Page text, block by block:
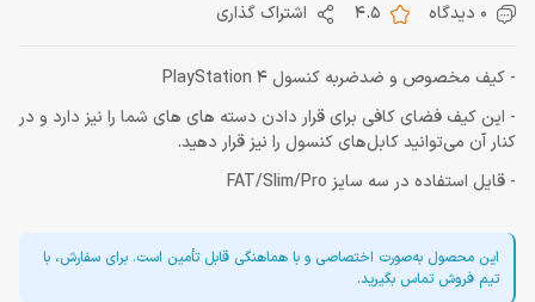
0 دیدگاه 4.5 اشتراک گذاری
- کیف مخصوص و ضدضربه کنسول PlayStation 4
- این کیف فضای کافی برای قرار دادن دسته های های شما را نیز دارد و در
کنار آن می‌توانید کابل‌های کنسول را نیز قرار دهید.
- قایل استفاده در سه سایز FAT/Slim/Pro
این محصول به‌صورت اختصاصی و با هماهنگی قابل تأمین است. برای سفارش، با
تیم فروش تماس بگیرید.